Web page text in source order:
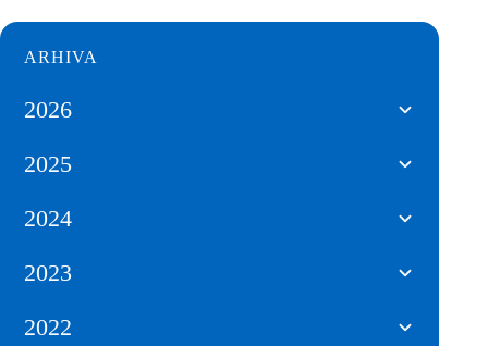
ARHIVA
2026
2025
2024
2023
2022